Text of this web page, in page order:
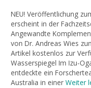
NEU! Veröffentlichung
erscheint in der
Angewandte
von Dr. Andreas Wies
Artikel kostenlos zur
Wasserspiegel Im Izu-
entdeckte ein
Australia in einer Weiter